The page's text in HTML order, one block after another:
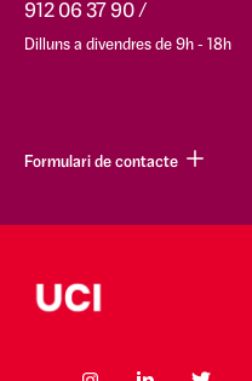
912 06 37 90
Dilluns a divendres de 9h - 18h
Formulari de contacte